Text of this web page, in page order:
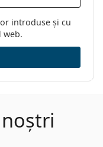
introduse și cu
web.